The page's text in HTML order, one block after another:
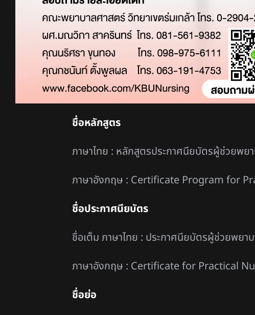
ชื่อหลักสูตร
ภาษาไทย : หลักสูตรประกาศนียบัตรผู้ช่วยพย
ภาษาอังกฤษ : Certificate Program for
ชื่อประกาศนียบัตร
ชื่อเต็ม ภาษาไทย : ประกาศนียบัตรผู้ช่วยพยา
ภาษาอังกฤษ : Certificate for Practical
ชื่อย่อ